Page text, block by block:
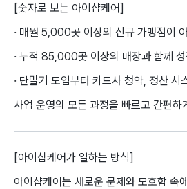
[숫자로 보는 아이샵케어]
· 매월 5,000곳 이상의 신규 가맹점이
· 누적 85,000곳 이상의 매장과 함께
· 단말기 도입부터 카드사 청약, 정산 시
사업 운영의 모든 과정을 빠르고 간편하
[아이샵케어가 일하는 방식]
아이샵케어는 새로운 문제와 모호함 속